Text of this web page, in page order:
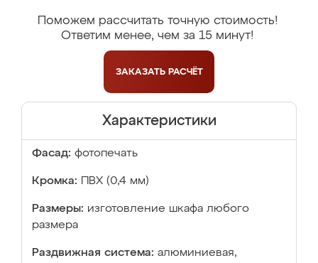
Поможем рассчитать точную стоимость!
Ответим менее, чем за 15 минут!
ЗАКАЗАТЬ РАСЧЁТ
Характеристики
Фасад: фотопечать
Кромка: ПВХ (0,4 мм)
Размеры: изготовление шкафа любого
размера
Раздвижная система: алюминиевая,